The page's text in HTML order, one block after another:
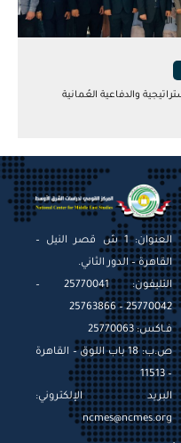
والدفاعية العُمانية
العنوان: 1 ش قصر النيل –
القاهرة – الدور الثاني.
التليفون: 25770041 –
25770042 – 25763866
فـاكس: 25770063
ص.ب: 18 باب اللوق – القاهرة
– 11513
البريد الإلكتروني:
ncmes@ncmes.org